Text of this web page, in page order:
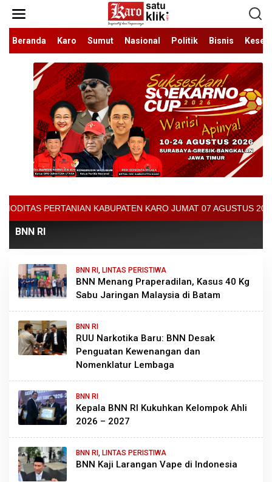
konten
Beranda
Karo Sumut Nasional Politik Bisnis
KABUPATEN KARO JUMAT 07 AGUSTUS 2026 - ARCIS
BNN RI
BNN RI LINTAS PERISTIWA
BNN Menang Praperadilan, Kasus 40 Kg
Sabu Jaringan Malaysia di Batam
BNN RI
RUU Narkotika Baru: BNN Desak
Penguatan Kewenangan dan
Nomenklatur Lembaga
BNN RI
Kepala BNN RI Kukuhkan Kelompok Ahli
2026 – 2027
BNN RI LINTAS PERISTIWA
BNN Kaji Larangan Vape di Indonesia